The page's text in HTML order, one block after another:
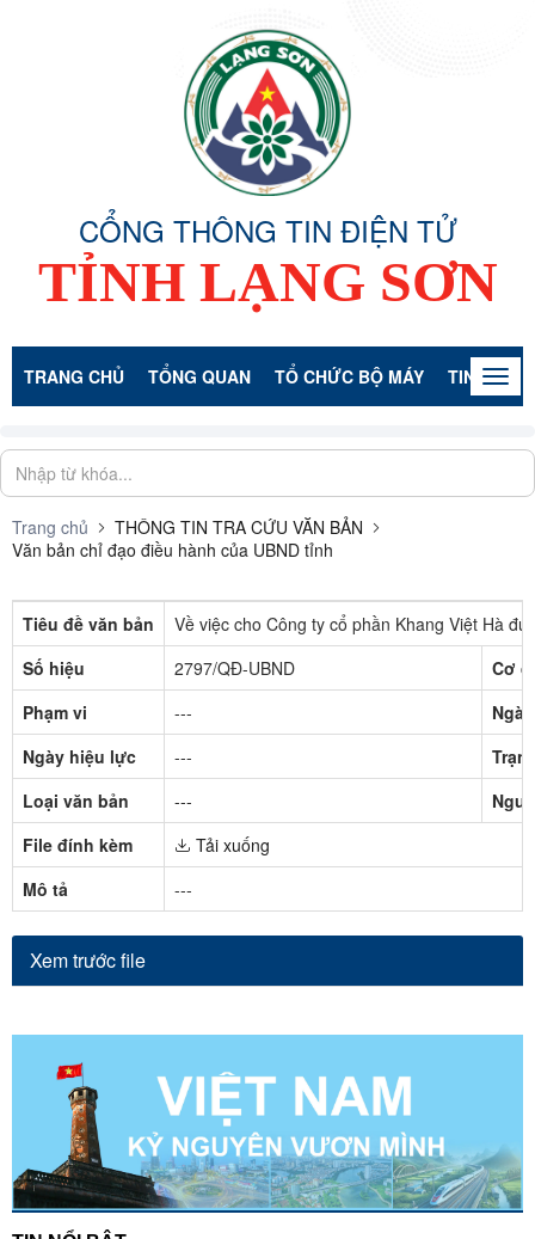
CỔNG THÔNG TIN ĐIỆN TỬ
TỈNH LẠNG SƠN
TRANG CHỦ TỔNG QUAN TỔ CHỨC BỘ MÁY TIN TỨC -
Trang chủ
THÔNG TIN TRA CỨU VĂN BẢN
Văn bản chỉ đạo điều hành của UBND tỉnh
Tiêu đề văn bản
Về việc cho Công ty cổ phần Khang Việt Hà
Số hiệu
2797/QĐ-UBND
Cơ
Phạm vi
---
Ngày hiệu lực
---
Loại văn bản
---
File đính kèm
Tải xuống
Mô tả
---
Xem trước file